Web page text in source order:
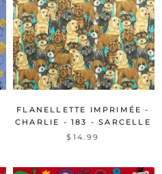
FLANELLETTE IMPRIMÉE -
CHARLIE - 183 - SARCELLE
$14.99